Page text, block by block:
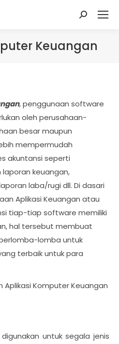
Search:
Keuangan
, penggunaan software
oleh perusahaan-
besar maupun
mempermudah
akuntansi seperti
keuangan,
laba/rugi dll. Di dasari
Aplikasi Keuangan atau
tiap-tiap software memiliki
hal tersebut membuat
lomba untuk
terbaik untuk para
Komputer Keuangan
untuk segala jenis